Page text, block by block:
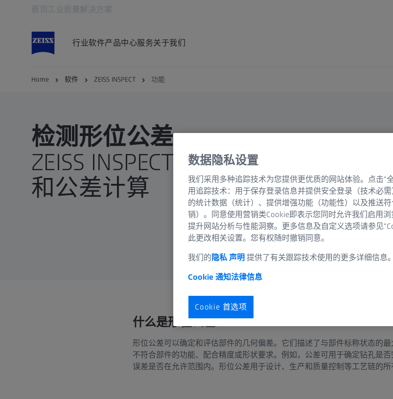
行业软件产品中心服务关于我们
Home 软件 ZEISS INSPECT 功能
检测形位公差
ZEISS INSPECT中的几何尺寸
和公差计算
什么是形位公差？
形位公差可以确定和评估部件的几何偏差。它们描述了与部件标称状态的
不符合部件的功能、配合精度或形状要求。例如，公差可用于确定钻孔是
误差是否在允许范围内。形位公差用于设计、生产和质量控制等工艺链的所
数据隐私设置
我们采用多种追踪技术为您提供更优质的网站体验。点击“
用追踪技术：用于保存登录信息并提供安全登录（技术必
的统计数据（统计）、提供增强功能（功能性）以及推送
销）。同意使用营销类Cookie即表示您同时允许我们启用
提升网站分析与性能洞察。更多信息及自定义选项请参见
此更改相关设置。您有权随时撤销同意。
我们的 隐私 声明 提供了有关跟踪技术使用的更多详细信息。
Cookie 通知法律信息
Cookie 首选项